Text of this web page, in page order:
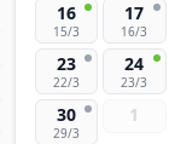
16
15/3
17
16/3
23
22/3
24
23/3
30
29/3
1